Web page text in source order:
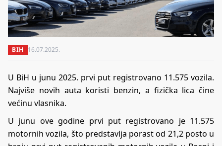
BIH 16.07.2025.
U BiH u junu 2025. prvi put registrovano 11.575 vozila.
Najviše novih auta koristi benzin, a fizička lica čine
većinu vlasnika.
U junu ove godine prvi put registrovano je 11.575
motornih vozila, što predstavlja porast od 21,2 posto u